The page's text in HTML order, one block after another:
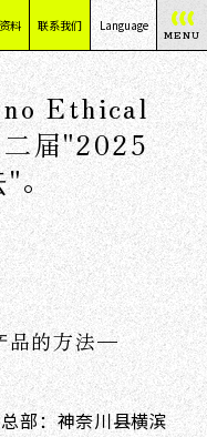
料 联系我们 Language
日本語
English
简体中文
繁體中文
MENU
Ethical
届"2025
"。
品的方法—
部：神奈川县横滨